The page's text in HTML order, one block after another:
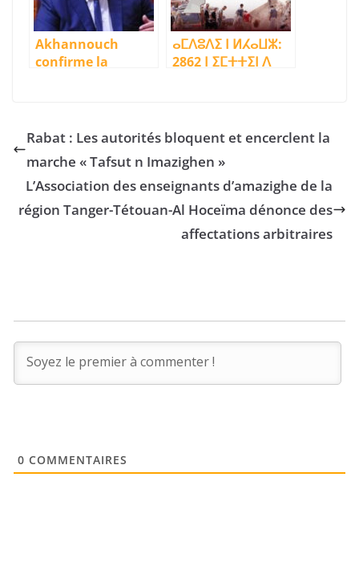
Akhannouch
confirme la
dirhams pour la
ⴰⵎⴷⵓⴷⵉ ⵏ ⵍⵃⴰⵡⵣ:
2862 ⵏ ⵉⵎⵜⵜⵉⵏ ⴷ
ⵓⵢⵏⴰⵙ
Rabat : Les autorités bloquent et encerclent la
marche « Tafsut n Imazighen »
L’Association des enseignants d’amazighe de la
région Tanger-Tétouan-Al Hoceïma dénonce des
affectations arbitraires
0 COMMENTAIRES